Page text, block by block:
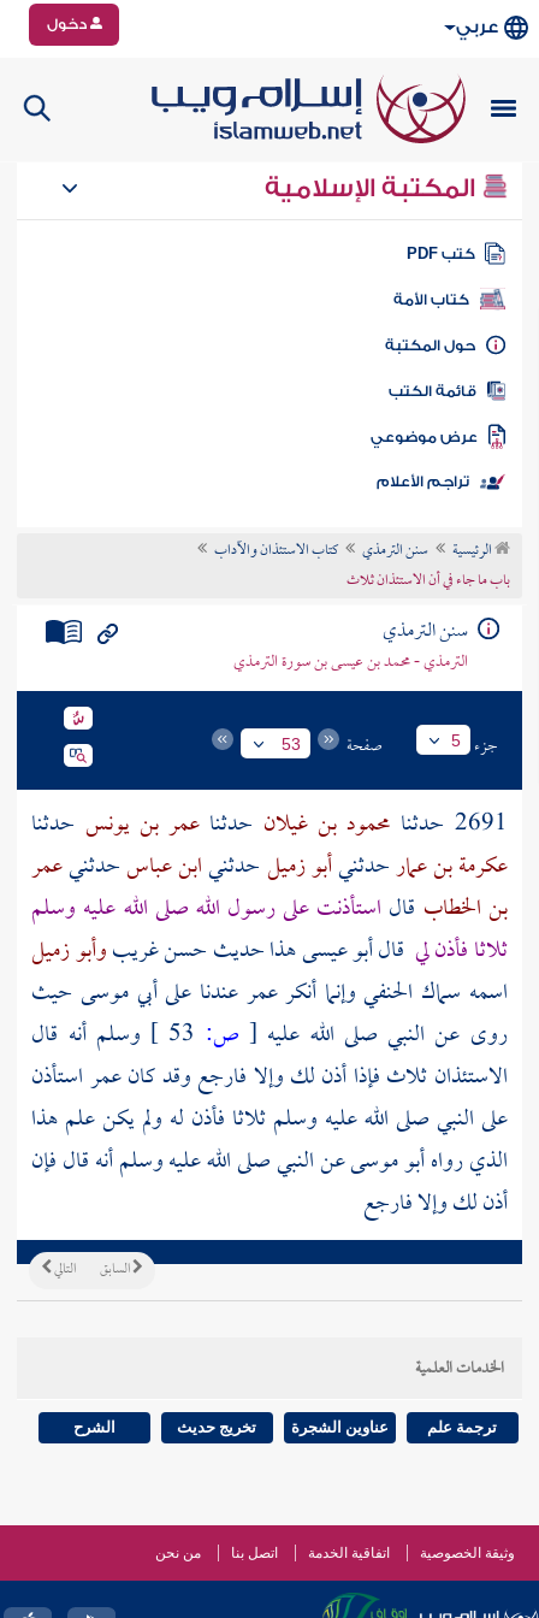
عربي دخول
المكتبة الإسلامية
كتب PDF
كتاب الأمة
المكتبة
الكتب
موضوعي
تراجم الأعلام
الرئيسية سنن الترمذي
كتاب الاستئذان والآداب
باب ما جاء في أن الاستئذان ثلاث
سنن الترمذي
الترمذي - محمد بن عيسى بن سورة الترمذي
جزء 5 صفحة 53
2691 حدثنا محمود بن غيلان حدثنا عمر بن يونس حدثنا
عكرمة بن عمارحدثنيأبو زميلحدثنيابن عباسحدثنيعمر
بن الخطاب قال استأذنت على رسول الله صلى الله عليه وسلم
ثلاثا فأذن لي قال أبو عيسى هذا حديث حسن غريبوأبو زميل
اسمه سماك الحنفيوإنما أنكرعمرعندنا علىأبي موسى حيث
روى عن النبي صلى الله عليه [ ص:
وسلم أنه قال
الاستئذان ثلاث فإذا أذن لك وإلا فارجع وقد كانعمراستأذن
على النبي صلى الله عليه وسلم ثلاثا فأذن له ولم يكن علم هذا
الذي رواهأبو موسىعن النبي صلى الله عليه وسلم أنه قال فإن
أذن لك وإلا فارجع
التالي السابق
الخدمات العلمية
ترجمة علم عناوين الشجرة تخريج حديث الشرح
وثيقة الخصوصية اتفاقية الخدمة اتصل بنا من نحن